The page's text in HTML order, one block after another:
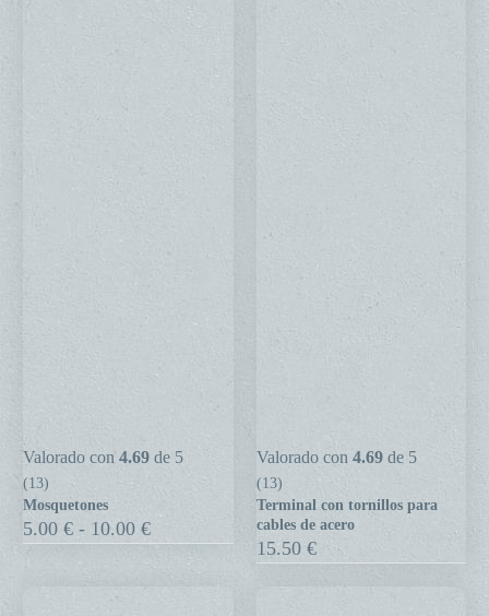
Mosquetones
Valorado con 4.69 de 5
(13)
Mosquetones
5.00 € - 10.00 €Rango
de
Terminal
con
tornillos
para
cables
Valorado con 4.69de 5
(13)
Terminal con tornillos para
cables de acero
15.50 €